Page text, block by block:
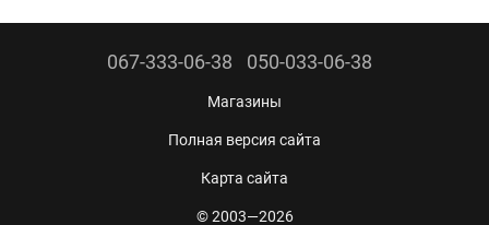
067-333-06-38 050-033-06-38
Магазины
Полная версия сайта
Карта сайта
© 2003—2026